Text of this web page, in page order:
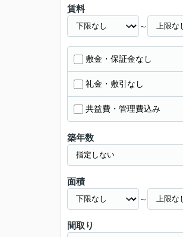
賃料
～
敷金・保証金なし
礼金・敷引なし
共益費・管理費込み
築年数
面積
～
間取り